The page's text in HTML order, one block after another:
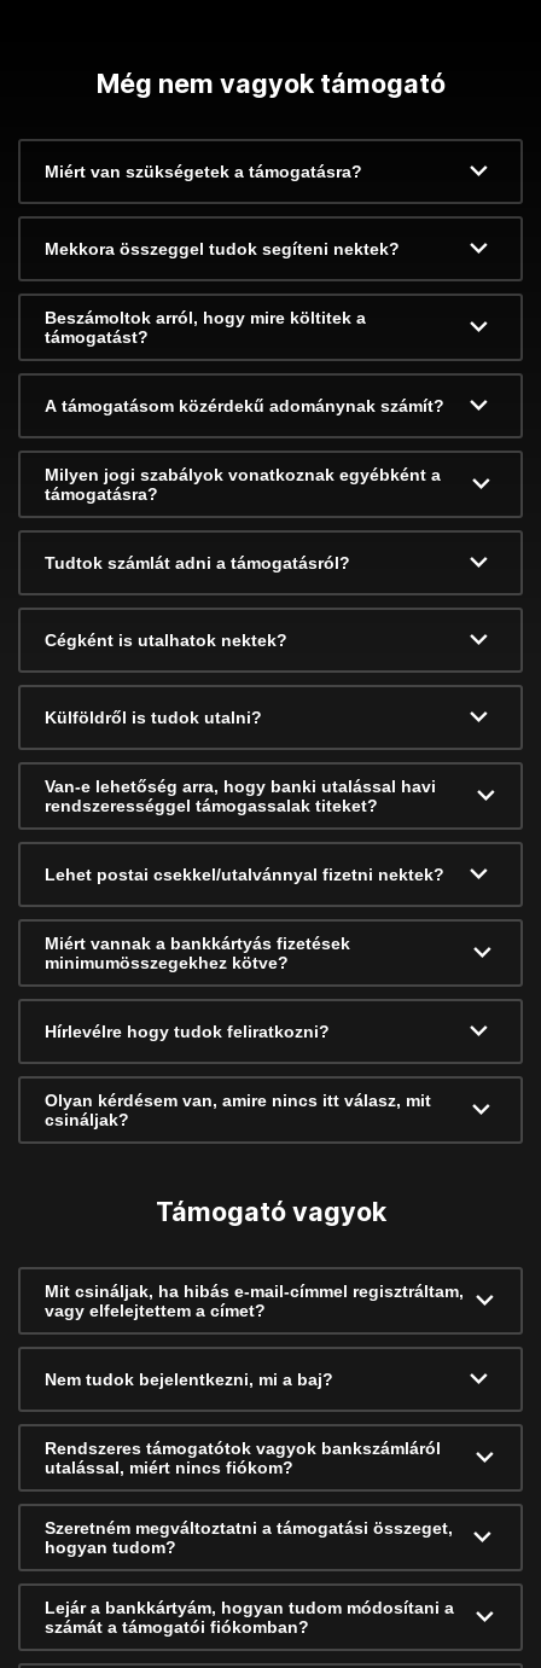
Még nem vagyok támogató
Miért van szükségetek a támogatásra?
Mekkora összeggel tudok segíteni nektek?
Beszámoltok arról, hogy mire költitek a
támogatást?
A támogatásom közérdekű adománynak számít?
Milyen jogi szabályok vonatkoznak egyébként a
támogatásra?
Tudtok számlát adni a támogatásról?
Cégként is utalhatok nektek?
Külföldről is tudok utalni?
Van-e lehetőség arra, hogy banki utalással havi
rendszerességgel támogassalak titeket?
Lehet postai csekkel/utalvánnyal fizetni nektek?
Miért vannak a bankkártyás fizetések
minimumösszegekhez kötve?
Hírlevélre hogy tudok feliratkozni?
Olyan kérdésem van, amire nincs itt válasz, mit
csináljak?
Támogató vagyok
Mit csináljak, ha hibás e-mail-címmel regisztráltam,
vagy elfelejtettem a címet?
Nem tudok bejelentkezni, mi a baj?
Rendszeres támogatótok vagyok bankszámláról
utalással, miért nincs fiókom?
Szeretném megváltoztatni a támogatási összeget,
hogyan tudom?
Lejár a bankkártyám, hogyan tudom módosítani a
számát a támogatói fiókomban?